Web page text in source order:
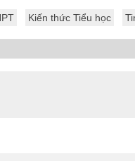
Kiến thức Tiểu học